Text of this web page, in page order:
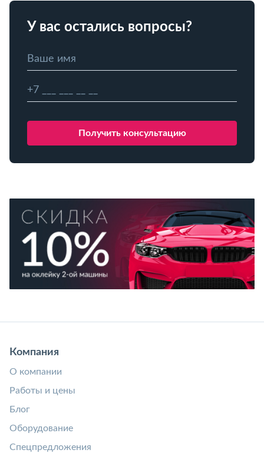
У вас остались вопросы?
Компания
О компании
Работы и цены
Блог
Оборудование
Спецпредложения